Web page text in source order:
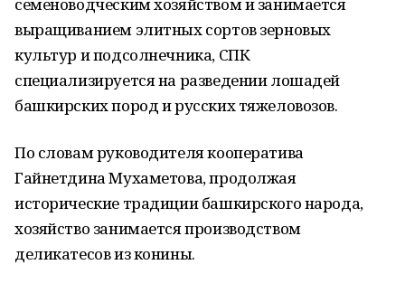
выращиванием элитных сортов зерновых
культур и подсолнечника, СПК
специализируется на разведении лошадей
башкирских пород и русских тяжеловозов.
По словам руководителя кооператива
Гайнетдина Мухаметова, продолжая
исторические традиции башкирского народа,
хозяйство занимается производством
деликатесов из конины.